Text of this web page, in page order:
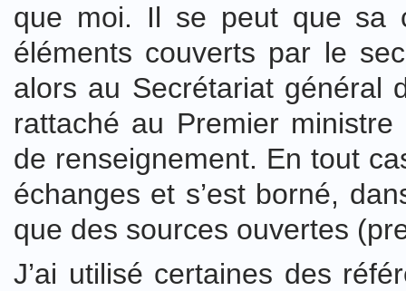
que moi. Il se peut que sa
éléments couverts par le
alors au Secrétariat général
rattaché au Premier
de renseignement. En tout
échanges et s’est borné,
que des sources ouvertes
J’ai utilisé certaines des